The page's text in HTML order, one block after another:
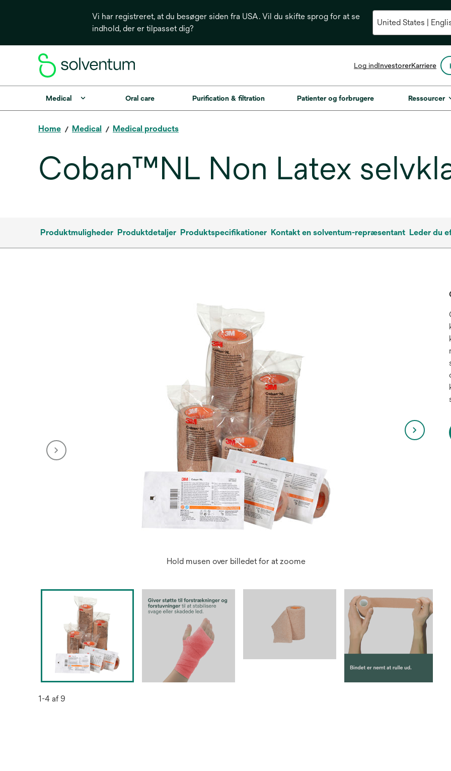
Vi har registreret, at du besøger siden fra USA. Vil du skifte sprog for at se
indhold, der er tilpasset dig?
Log indInvestoreropens
a
new
Karriere
Medical Oral care Purification & filtration Patienter og forbrugere Ressourcer
Home Medical Medical products
Coban™NL Non Latex
Produktmuligheder Produktdetaljer Produktspecifikationer Kontakt en solventum-repræsentant Leder du
Hold musen over billedet for at zoome
1-4 af 9